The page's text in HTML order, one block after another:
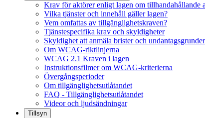
Krav för aktörer enligt lagen om tillhandahållande
Vilka tjänster och innehåll gäller lagen?
Vem omfattas av tillgänglighetskraven?
Tjänstespecifika krav och skyldigheter
Skyldighet att anmäla brister och undantagsgrunder
Om WCAG-riktlinjerna
WCAG 2.1 Kraven i lagen
Instruktionsfilmer om WCAG-kriterierna
Övergångsperioder
Om tillgänglighetsutlåtandet
FAQ - Tillgänglighetsutlåtandet
Videor och ljudsändningar
Tillsyn